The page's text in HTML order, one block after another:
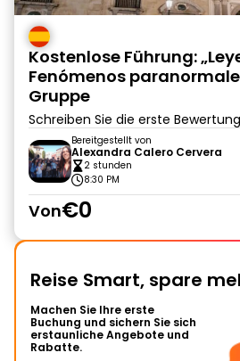
Kostenlose Führung:
Fenómenos
Gruppe
Schreiben Sie die erste Bewertung
Bereitgestellt von
Alexandra Calero Cervera
2 stunden
8:30 PM
Von€0
Reise Smart, spare
Machen Sie Ihre erste
Buchung und sichern Sie sich
erstaunliche Angebote und
Rabatte.